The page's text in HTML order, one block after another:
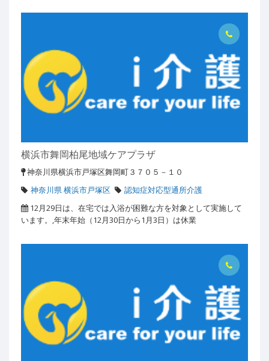
横浜市舞岡柏尾地域ケアプラザ
神奈川県横浜市戸塚区舞岡町３７０５－１０
神奈川県 横浜市戸塚区
認知症対応型通所介護
12月29日は、在宅では入浴が困難な方を対象として実施して
います。,年末年始（12月30日から1月3日）は休業